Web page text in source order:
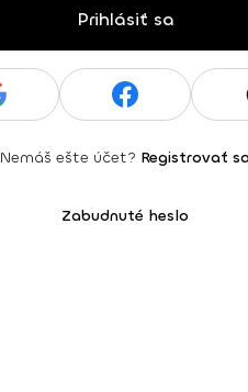
Prihlásiť sa
Nemáš ešte účet? Registrovať
Zabudnuté heslo